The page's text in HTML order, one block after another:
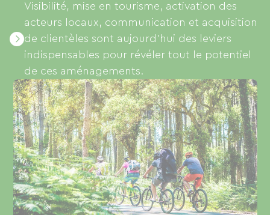
Visibilité, mise en tourisme, activation des
acteurs locaux, communication et acquisition
de clientèles sont aujourd’hui des leviers
indispensables pour révéler tout le potentiel
de ces aménagements.